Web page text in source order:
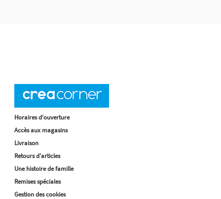
Horaires d'ouverture
Accès aux magasins
Livraison
Retours d'articles
Une histoire de famille
Remises spéciales
Gestion des cookies